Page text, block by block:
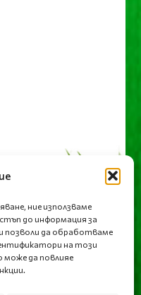
ние използваме
до информация за
позволи да обработваме
на този
може да повлияе